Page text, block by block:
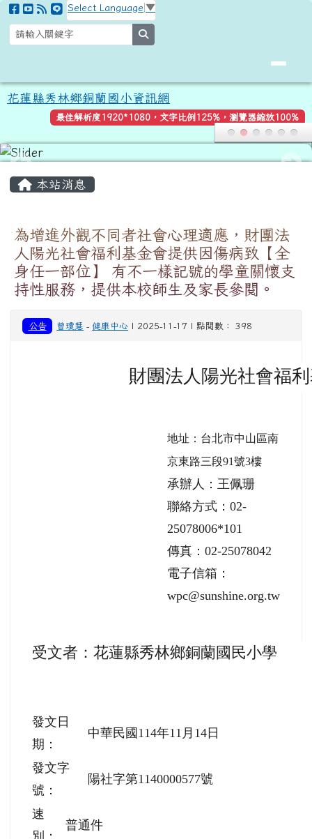
跳至主內容區
花蓮縣秀林鄉銅蘭國小資訊網
Select Language ▼
花蓮縣秀林鄉銅蘭國小資訊網
最佳解析度1920*1080，文字比例125%，瀏覽器縮放100%
本站消息
為增進外觀不同者社會心理適應，財團法
人陽光社會福利基金會提供因傷病致【全
身任一部位】 有不一樣記號的學童關懷支
持性服務，提供本校師生及家長參閱。
公告 曾瓊慧 -健康中心 | 2025-11-17 | 點閱數： 398
財團法人陽光社會福
地址：台北市中山區南
京東路三段91號3樓
承辦人：王佩珊
聯絡方式：02-
25078006*101
傳真：02-25078042
電子信箱：
wpc@sunshine.org.tw
受文者：花蓮縣秀林鄉銅蘭國民小學
發文日
期：
中華民國114年11月14日
發文字
號：
陽社字第1140000577號
速
別：
普通件